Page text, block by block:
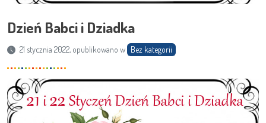
Dzień Babci i Dziadka
21 stycznia 2022, opublikowano w Bez kategorii